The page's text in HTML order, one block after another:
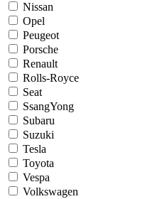
Nissan
Opel
Peugeot
Porsche
Renault
Rolls-Royce
Seat
SsangYong
Subaru
Suzuki
Tesla
Toyota
Vespa
Volkswagen